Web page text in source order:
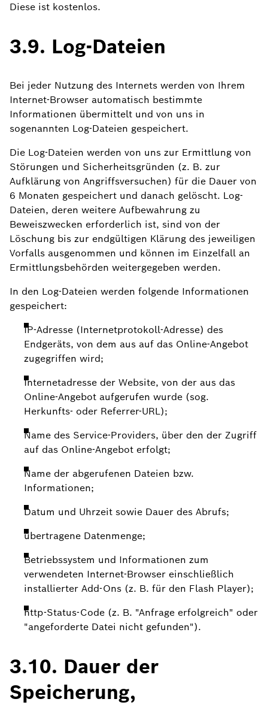
Diese ist kostenlos.
3.9. Log-Dateien
Bei jeder Nutzung des Internets werden von Ihrem
Internet-Browser automatisch bestimmte
Informationen übermittelt und von uns in
sogenannten Log-Dateien gespeichert.
Die Log-Dateien werden von uns zur Ermittlung von
Störungen und Sicherheitsgründen (z. B. zur
Aufklärung von Angriffsversuchen) für die Dauer von
6 Monaten gespeichert und danach gelöscht. Log-
Dateien, deren weitere Aufbewahrung zu
Beweiszwecken erforderlich ist, sind von der
Löschung bis zur endgültigen Klärung des jeweiligen
Vorfalls ausgenommen und können im Einzelfall an
Ermittlungsbehörden weitergegeben werden.
In den Log-Dateien werden folgende Informationen
gespeichert:
IP-Adresse (Internetprotokoll-Adresse) des
Endgeräts, von dem aus auf das Online-Angebot
zugegriffen wird;
Internetadresse der Website, von der aus das
Online-Angebot aufgerufen wurde (sog.
Herkunfts- oder Referrer-URL);
Name des Service-Providers, über den der Zugriff
auf das Online-Angebot erfolgt;
Name der abgerufenen Dateien bzw.
Informationen;
Datum und Uhrzeit sowie Dauer des Abrufs;
übertragene Datenmenge;
Betriebssystem und Informationen zum
verwendeten Internet-Browser einschließlich
installierter Add-Ons (z. B. für den Flash Player);
http-Status-Code (z. B. "Anfrage erfolgreich" oder
"angeforderte Datei nicht gefunden").
3.10. Dauer der
Speicherung,